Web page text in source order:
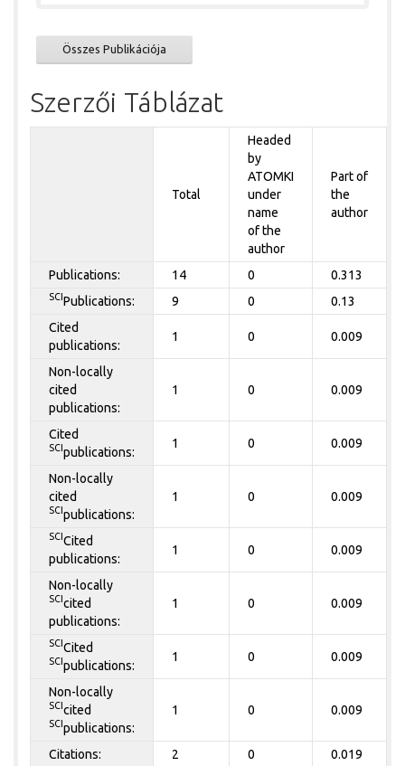
Összes Publikációja
Szerzői Táblázat
Total
Headed
by
ATOMKI
under
name
of the
author
Part of
the
author
Publications: 14 0 0.313
SCI Publications: 9 0 0.13
Cited
publications:
1 0 0.009
Non-locally
cited
publications:
1 0 0.009
Cited
SCI publications:
1 0 0.009
Non-locally
cited
SCI publications:
1 0 0.009
SCI Cited
publications:
1 0 0.009
Non-locally
SCI cited
publications:
1 0 0.009
SCI Cited
SCI publications:
1 0 0.009
Non-locally
SCI cited
SCI publications:
1 0 0.009
Citations: 2 0 0.019